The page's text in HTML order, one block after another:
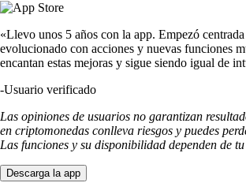
«Llevo unos 5 años con la app. Empezó
evolucionado con acciones y nuevas funciones
encantan estas mejoras y sigue siendo igual de
-Usuario verificado
Las opiniones de usuarios no garantizan
en criptomonedas conlleva riesgos y puedes
Las funciones y su disponibilidad dependen de
Descarga la app